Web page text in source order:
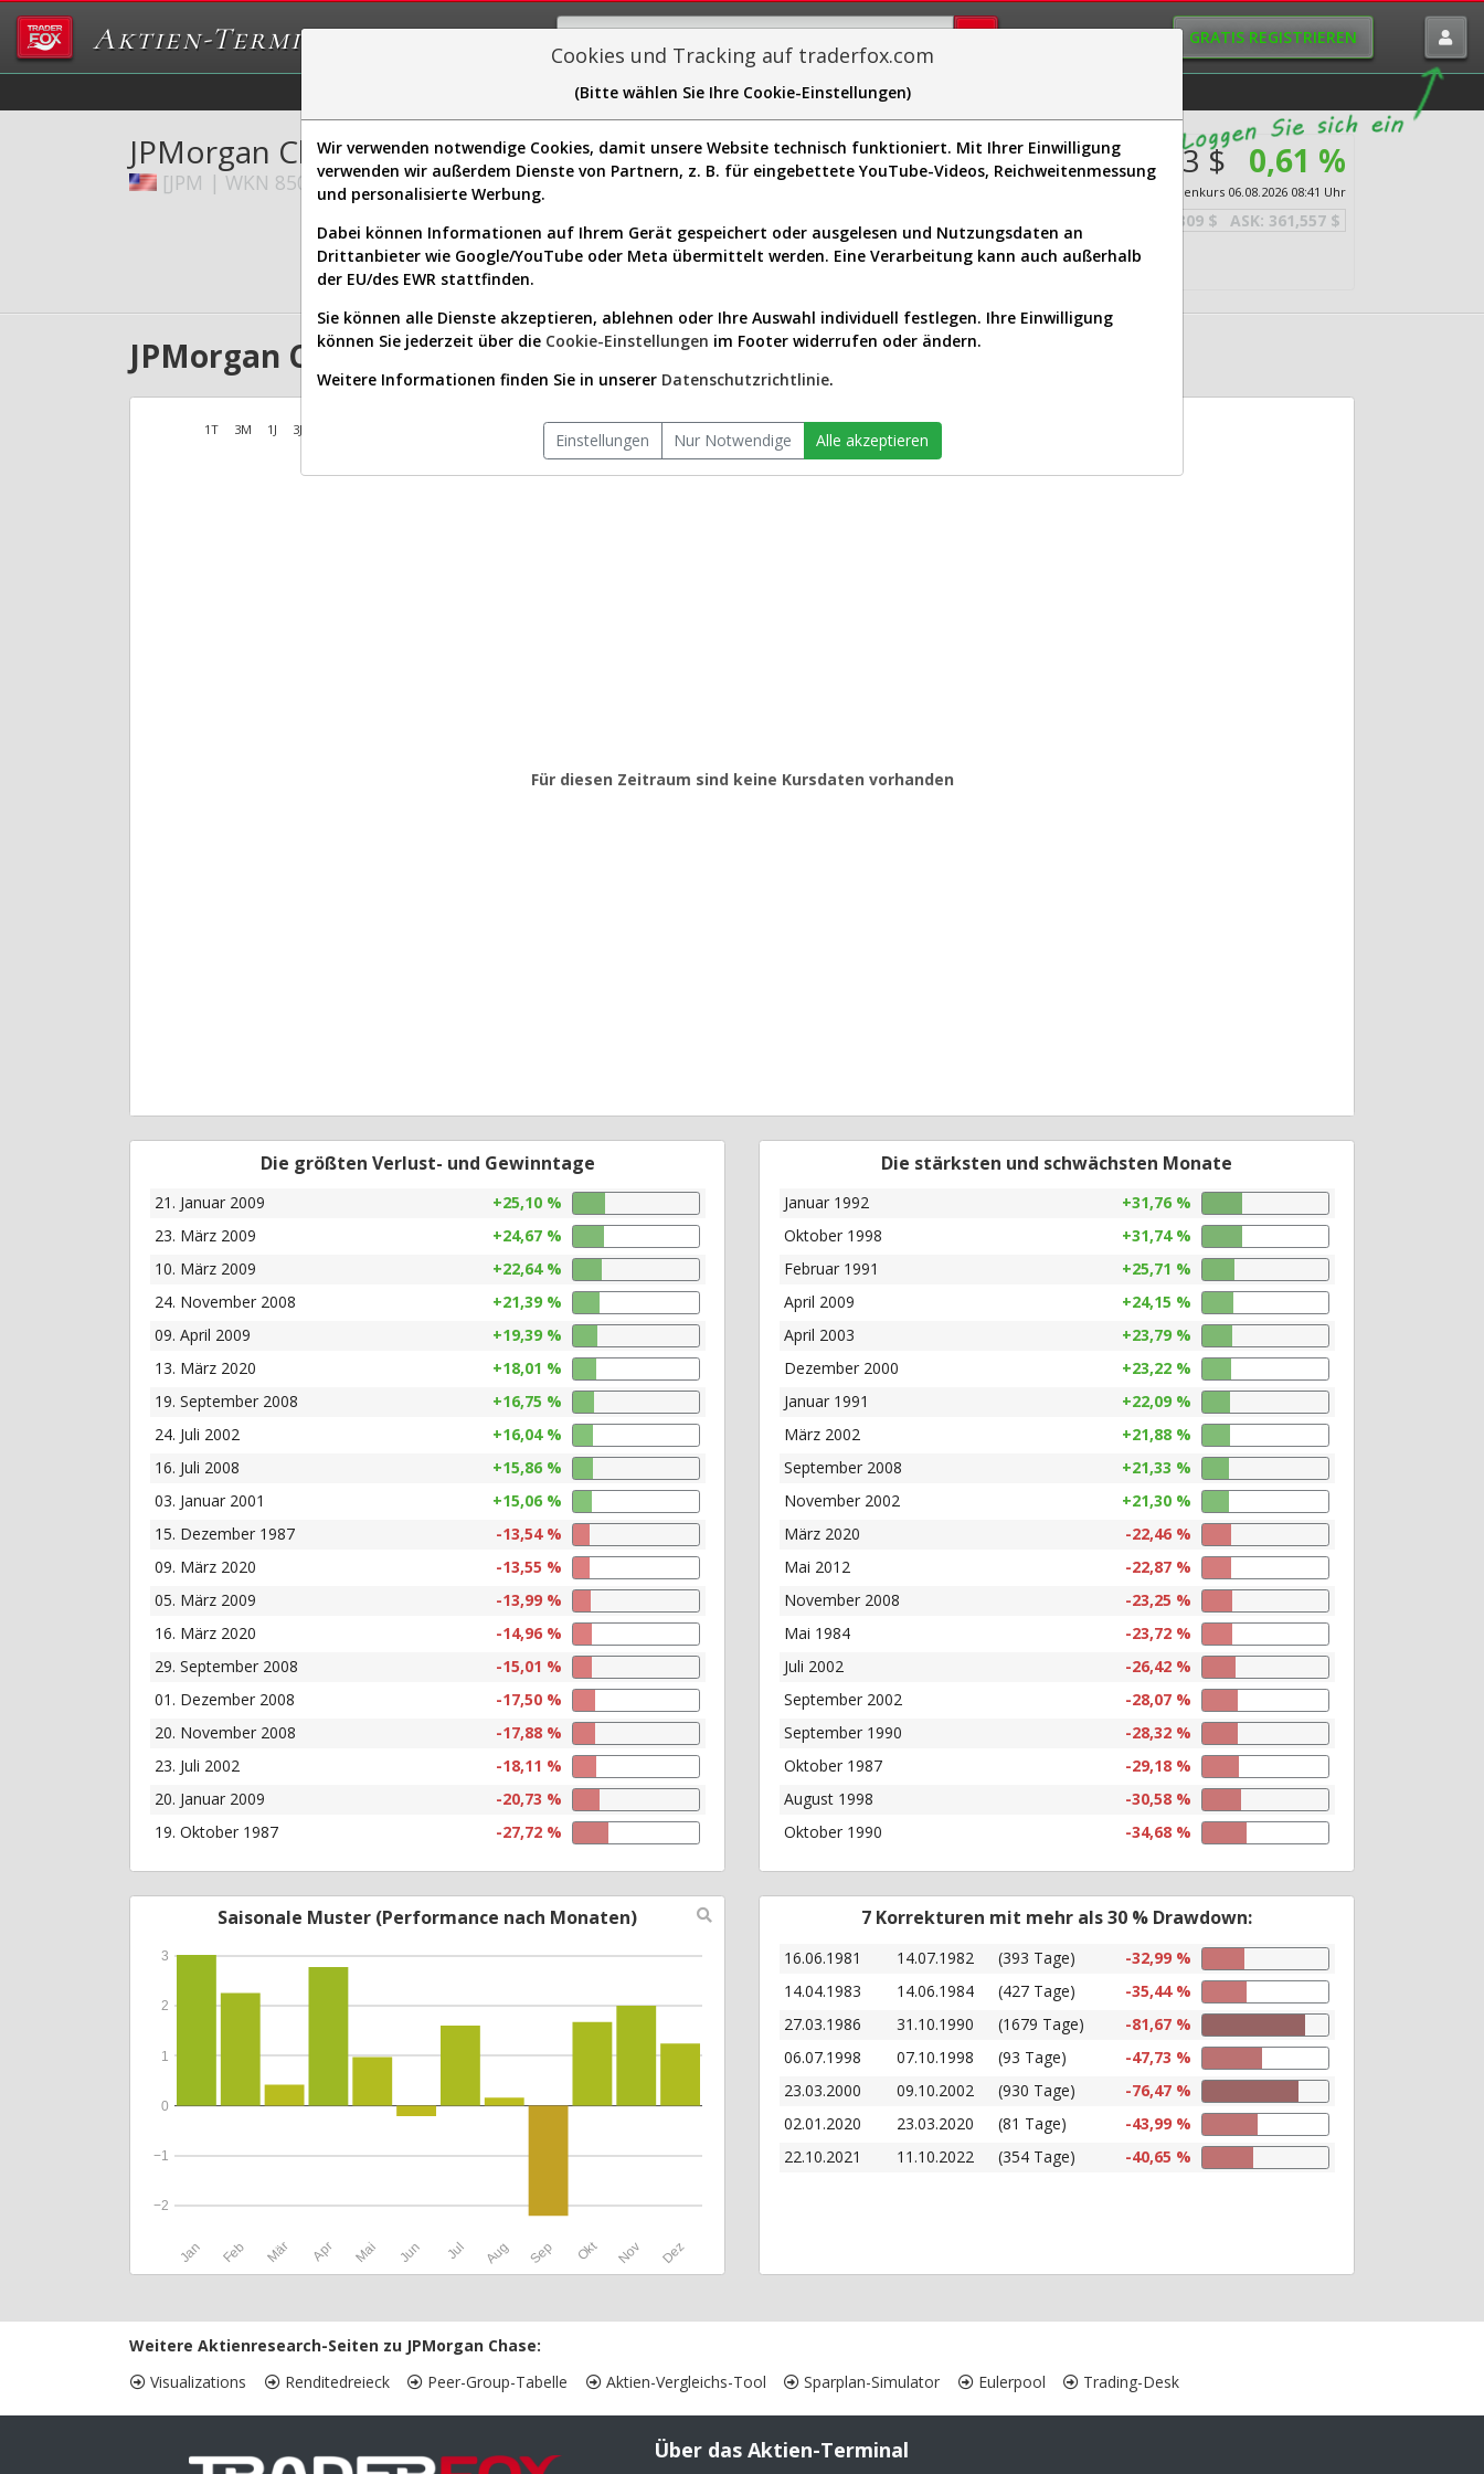
Aktien-Terminal GRATIS REGISTRIEREN
Sector-Spider Easy-Scan Visualizations
JPMorgan Chase & Co.
[JPM | WKN 850628 | ISIN US46625H1005]
361,433 $ 0,61 %
Echtzeit-Aktienkurs 06.08.2026 08:41 Uhr
361,309 $ ASK: 361,557 $
Website:
https://www.jpmorgan.com/
Sektor:
Financial Services / Banks -
Börsenwert:
950.36 Mrd. USD
Anzahl
2,658,200,064
JPMorgan Chase Aktien Verlauf seit Beginn (850628 | JPM)
1T 3M 1J 3J
Für diesen Zeitraum sind keine Kursdaten vorhanden
Die größten Verlust- und Gewinntage
21. Januar 2009
+25,10 %
23. März 2009
+24,67 %
10. März 2009
+22,64 %
24. November 2008
+21,39 %
09. April 2009
+19,39 %
13. März 2020
+18,01 %
19. September 2008
+16,75 %
24. Juli 2002
+16,04 %
16. Juli 2008
+15,86 %
03. Januar 2001
+15,06 %
15. Dezember 1987
-13,54 %
09. März 2020
-13,55 %
05. März 2009
-13,99 %
16. März 2020
-14,96 %
29. September 2008
-15,01 %
01. Dezember 2008
-17,50 %
20. November 2008
-17,88 %
23. Juli 2002
-18,11 %
20. Januar 2009
-20,73 %
19. Oktober 1987
-27,72 %
Die stärksten und schwächsten Monate
Januar 1992
+31,76 %
Oktober 1998
+31,74 %
Februar 1991
+25,71 %
April 2009
+24,15 %
April 2003
+23,79 %
Dezember 2000
+23,22 %
Januar 1991
+22,09 %
März 2002
+21,88 %
September 2008
+21,33 %
November 2002
+21,30 %
März 2020
-22,46 %
Mai 2012
-22,87 %
November 2008
-23,25 %
Mai 1984
-23,72 %
Juli 2002
-26,42 %
September 2002
-28,07 %
September 1990
-28,32 %
Oktober 1987
-29,18 %
August 1998
-30,58 %
Oktober 1990
-34,68 %
Saisonale Muster (Performance nach Monaten)
Jan Feb Mär Apr Mai Jun Jul Aug Sep Okt Nov Dez
−2
−1
0
1
2
3
7 Korrekturen mit mehr als 30 % Drawdown:
16.06.1981 14.07.1982 (393 Tage)
-32,99 %
14.04.1983
14.06.1984 (427 Tage)
-35,44 %
27.03.1986
31.10.1990 (1679 Tage)
-81,67 %
06.07.1998
07.10.1998 (93 Tage)
-47,73 %
23.03.2000
09.10.2002 (930 Tage)
-76,47 %
02.01.2020
23.03.2020 (81 Tage)
-43,99 %
22.10.2021
11.10.2022 (354 Tage) -40,65 %
Weitere Aktienresearch-Seiten zu JPMorgan Chase:
Visualizations
Renditedreieck Peer-Group-Tabelle Aktien-Vergleichs-Tool Sparplan-Simulator Eulerpool Trading-Desk
Über das Aktien-Terminal
Cookies und Tracking auf traderfox.com
(Bitte wählen Sie Ihre Cookie-Einstellungen)
Wir verwenden notwendige Cookies, damit unsere Website technisch funktioniert. Mit Ihrer Einwilligung
verwenden wir außerdem Dienste von Partnern, z. B. für eingebettete YouTube-Videos, Reichweitenmessung
und personalisierte Werbung.
Dabei können Informationen auf Ihrem Gerät gespeichert oder ausgelesen und Nutzungsdaten an
Drittanbieter wie Google/YouTube oder Meta übermittelt werden. Eine Verarbeitung kann auch außerhalb
der EU/des EWR stattfinden.
Sie können alle Dienste akzeptieren, ablehnen oder Ihre Auswahl individuell festlegen. Ihre Einwilligung
können Sie jederzeit über die Cookie-Einstellungen im Footer widerrufen oder ändern.
Weitere Informationen finden Sie in unserer Datenschutzrichtlinie.
Einstellungen Nur Notwendige Alle akzeptieren